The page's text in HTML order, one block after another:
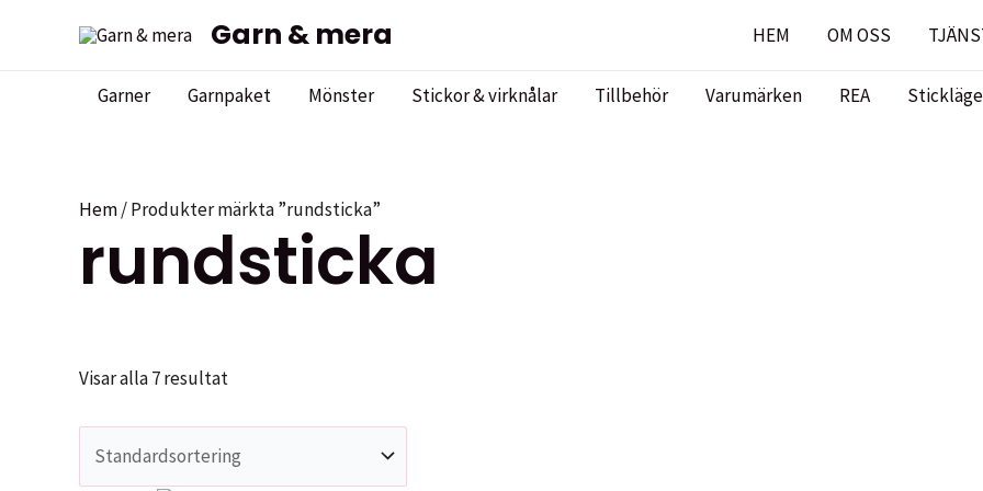
Garn & mera HEM OM OSS
Garner Garnpaket Mönster Stickor & virknålar Tillbehör Varumärken REA
Hem/ Produkter märkta ”rundsticka”
rundsticka
Visar alla 7 resultat